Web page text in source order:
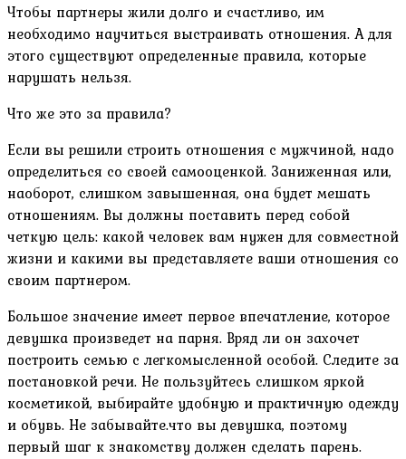
Чтобы партнеры жили долго и счастливо, им
необходимо научиться выстраивать отношения. А для
этого существуют определенные правила, которые
нарушать нельзя.
Что же это за правила?
Если вы решили строить отношения с мужчиной, надо
определиться со своей самооценкой. Заниженная или,
наоборот, слишком завышенная, она будет мешать
отношениям. Вы должны поставить перед собой
четкую цель: какой человек вам нужен для совместной
жизни и какими вы представляете ваши отношения со
своим партнером.
Большое значение имеет первое впечатление, которое
девушка произведет на парня. Вряд ли он захочет
построить семью с легкомысленной особой. Следите за
постановкой речи. Не пользуйтесь слишком яркой
косметикой, выбирайте удобную и практичную одежду
и обувь. Не забывайте.что вы девушка, поэтому
первый шаг к знакомству должен сделать парень.